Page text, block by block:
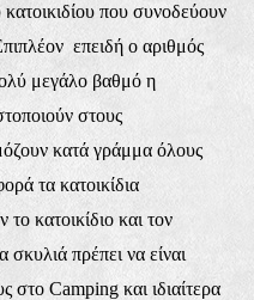
που συνοδεύουν
επειδή ο αριθμός
μεγάλο βαθμό η
στους
κατά γράμμα όλους
τα κατοικίδια
κατοικίδιο και τον
πρέπει να είναι
στο Camping και ιδιαίτερα